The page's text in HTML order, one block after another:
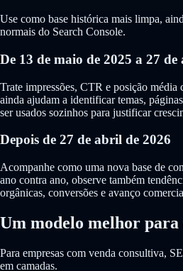
Use como base histórica mais limpa,
normais do Search Console.
De 13 de maio de 2025 a 27
Trate impressões, CTR e posição média
ainda ajudam a identificar temas,
ser usados sozinhos para justificar
Depois de 27 de abril de 2026
Acompanhe como uma nova base de
ano contra ano, observe também
orgânicas, conversões e avanço
Um modelo melhor para
Para empresas com venda consultiva,
em camadas.